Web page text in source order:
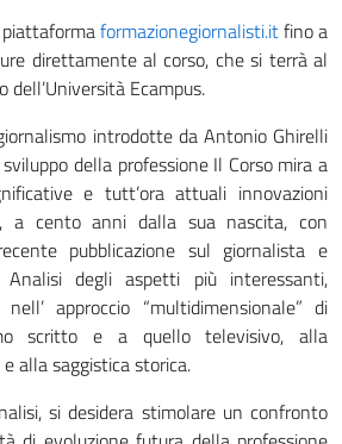
piattaformaformazionegiornalisti.itfino a
direttamente al corso, che si terrà al
Ecampus.
introdotte da Antonio Ghirelli
della professione Il Corso mira a
e tutt’ora attuali innovazioni
a cento anni dalla sua nascita, con
pubblicazione sul giornalista e
Analisi degli aspetti più interessanti,
approccio “multidimensionale” di
scritto e a quello televisivo, alla
alla saggistica storica.
si desidera stimolare un confronto